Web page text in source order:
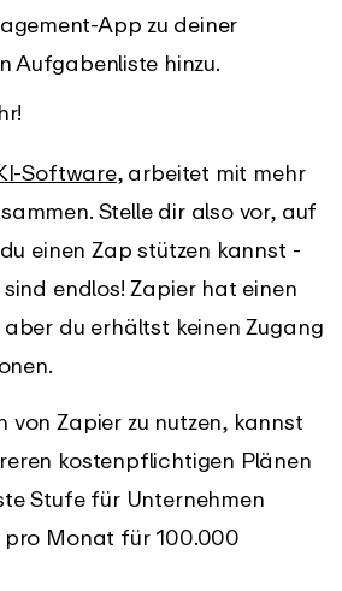
App zu deiner
Aufgabenliste hinzu.
Software, arbeitet mit mehr
Stelle dir also vor, auf
einen Zap stützen kannst -
endlos! Zapier hat einen
du erhältst keinen Zugang
von Zapier zu nutzen, kannst
kostenpflichtigen Plänen
Stufe für Unternehmen
Monat für 100.000